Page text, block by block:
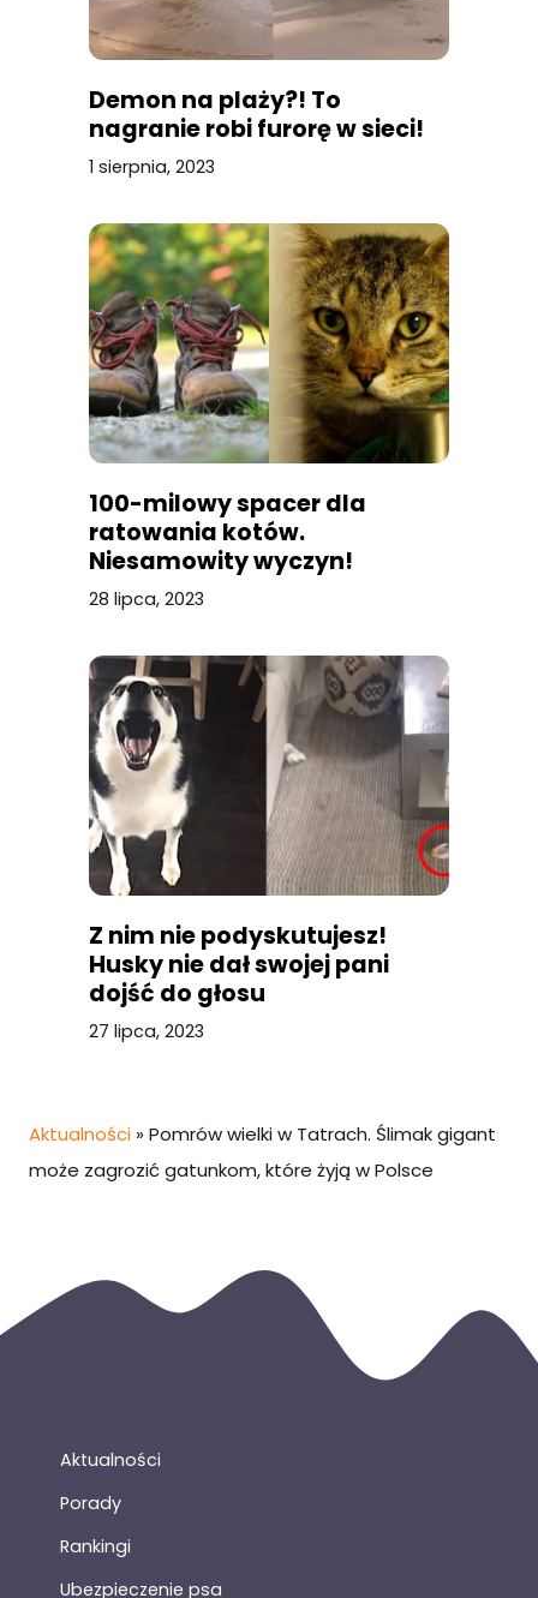
Demon na plaży?! To
nagranie robi furorę w sieci!
1 sierpnia, 2023
100-milowy spacer dla
ratowania kotów.
Niesamowity wyczyn!
28 lipca, 2023
Z nim nie podyskutujesz!
Husky nie dał swojej pani
dojść do głosu
27 lipca, 2023
Aktualności » Pomrów wielki w Tatrach. Ślimak gigant
może zagrozić gatunkom, które żyją w Polsce
Aktualności
Porady
Rankingi
Ubezpieczenie psa